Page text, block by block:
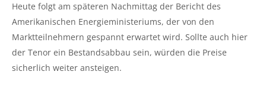
Heute folgt am späteren Nachmittag der Bericht des
Amerikanischen Energieministeriums, der von den
Marktteilnehmern gespannt erwartet wird. Sollte auch hier
der Tenor ein Bestandsabbau sein, würden die Preise
sicherlich weiter ansteigen.